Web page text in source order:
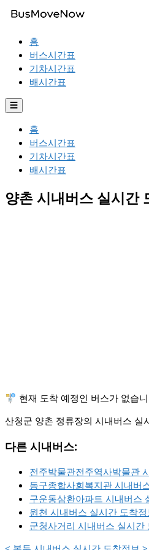
홈
버스시간표
기차시간표
배시간표
☰
홈
버스시간표
기차시간표
배시간표
양촌 시내버스 실시간
🚏 현재 도착 예정인 버스가 없습
산청군 양촌 정류장의 시내버스 실
다른 시내버스:
전주박물관전주역사박물관
동구종합사회복지관 시내버
구운동삼환아파트 시내버스
원천 시내버스 실시간 도착정
군청사거리 시내버스 실시간